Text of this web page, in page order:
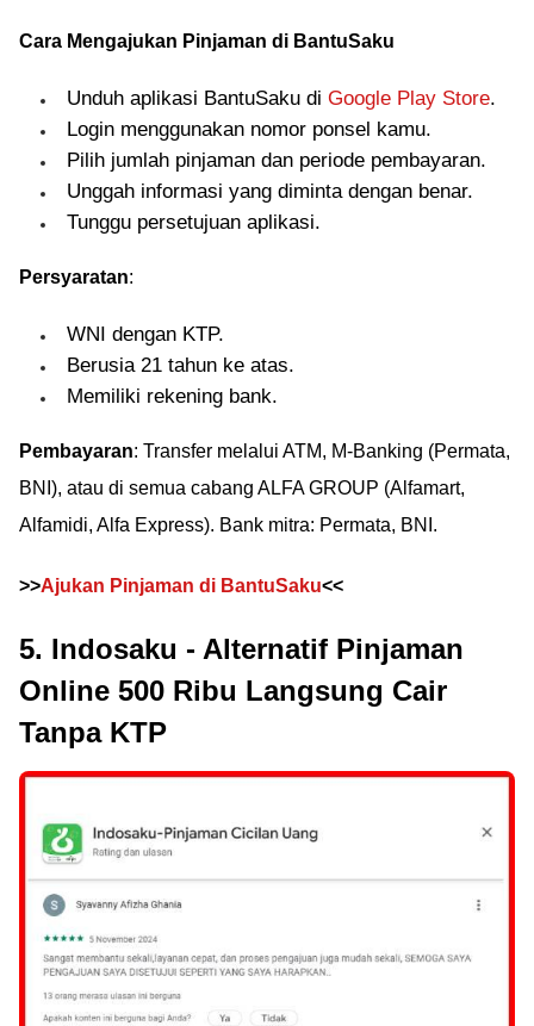
Cara Mengajukan Pinjaman di BantuSaku
Unduh aplikasi BantuSaku di Google Play Store.
Login menggunakan nomor ponsel kamu.
Pilih jumlah pinjaman dan periode pembayaran.
Unggah informasi yang diminta dengan benar.
Tunggu persetujuan aplikasi.
Persyaratan:
WNI dengan KTP.
Berusia 21 tahun ke atas.
Memiliki rekening bank.
Pembayaran: Transfer melalui ATM, M-Banking (Permata,
BNI), atau di semua cabang ALFA GROUP (Alfamart,
Alfamidi, Alfa Express). Bank mitra: Permata, BNI.
>>Ajukan Pinjaman di BantuSaku<<
5. Indosaku - Alternatif Pinjaman
Online 500 Ribu Langsung Cair
Tanpa KTP